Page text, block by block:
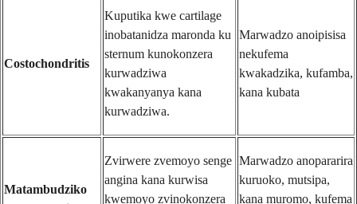
Costochondritis
Kuputika kwe cartilage
inobatanidza maronda ku
sternum kunokonzera
kurwadziwa
kwakanyanya kana
kurwadziwa.
Marwadzo anoipisisa
nekufema
kwakadzika, kufamba,
kana kubata
Matambudziko
Zvirwere zvemoyo senge
angina kana kurwisa
kwemoyo zvinokonzera
Marwadzo anopararira
kuruoko, mutsipa,
kana muromo, kufema